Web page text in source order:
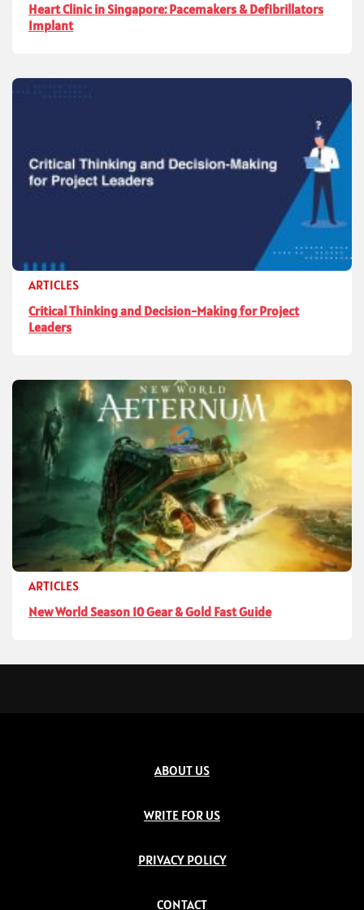
Heart Clinic in Singapore: Pacemakers & Defibrillators
Implant
ARTICLES
Critical Thinking and Decision-Making for Project
Leaders
ARTICLES
New World Season 10 Gear & Gold Fast Guide
ABOUT US
WRITE FOR US
PRIVACY POLICY
CONTACT